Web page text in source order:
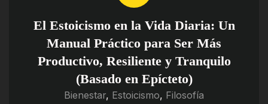
El Estoicismo en la Vida Diaria: Un
Manual Práctico para Ser Más
Productivo, Resiliente y Tranquilo
(Basado en Epícteto)
Bienestar, Estoicismo, Filosofía